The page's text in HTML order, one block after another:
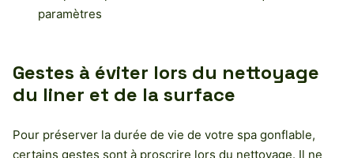
paramètres
Gestes à éviter lors du nettoyage
du liner et de la surface
Pour préserver la durée de vie de votre spa gonflable,
certains gestes sont à proscrire lors du nettoyage. Il ne